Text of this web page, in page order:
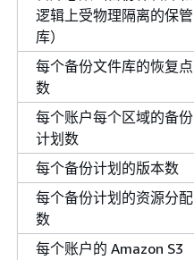
逻辑上受物理隔离的保管
库）
每个备份文件库的恢复点
数
每个账户每个区域的备份
计划数
每个备份计划的版本数
每个备份计划的资源分配
数
每个账户的 Amazon S3